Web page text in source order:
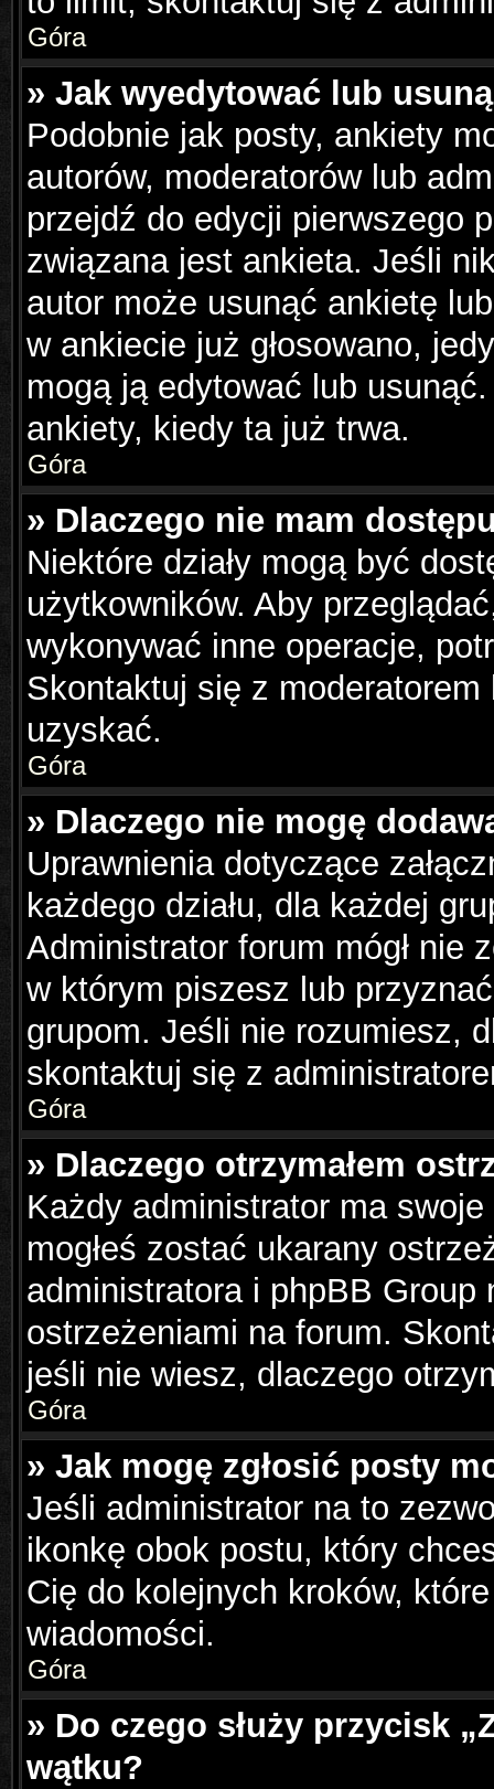
Góra
» Jak wyedytować lub
Podobnie jak posty, ankiety
autorów, moderatorów lub
przejdź do edycji pierwszego
związana jest ankieta. Jeśli
autor może usunąć ankietę
w ankiecie już głosowano,
mogą ją edytować lub
ankiety, kiedy ta już trwa.
Góra
» Dlaczego nie mam
Niektóre działy mogą być
użytkowników. Aby
wykonywać inne operacje,
Skontaktuj się z
uzyskać.
Góra
» Dlaczego nie mogę
Uprawnienia dotyczące
każdego działu, dla każdej
Administrator forum mógł nie
w którym piszesz lub
grupom. Jeśli nie rozumiesz,
skontaktuj się z
Góra
» Dlaczego otrzymałem
Każdy administrator ma
mogłeś zostać ukarany
administratora i phpBB Group
ostrzeżeniami na forum.
jeśli nie wiesz, dlaczego
Góra
» Jak mogę zgłosić posty
Jeśli administrator na to
ikonkę obok postu, który
Cię do kolejnych kroków,
wiadomości.
Góra
» Do czego służy przycisk
wątku?